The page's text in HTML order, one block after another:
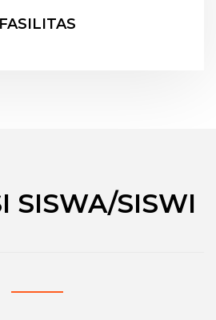
FASILITAS
SISWA/SISWI